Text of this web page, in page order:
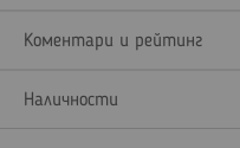
Коментари и рейтинг
Наличности